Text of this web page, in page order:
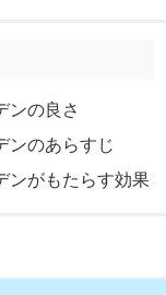
ンの良さ
ンのあらすじ
ンがもたらす効果